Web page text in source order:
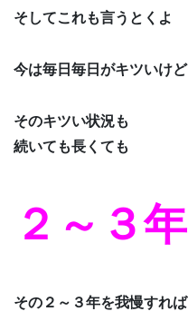
そしてこれも言うとくよ
今は毎日毎日がキツいけど
そのキツい状況も
続いても長くても
２～３
その２～３年を我慢すれば